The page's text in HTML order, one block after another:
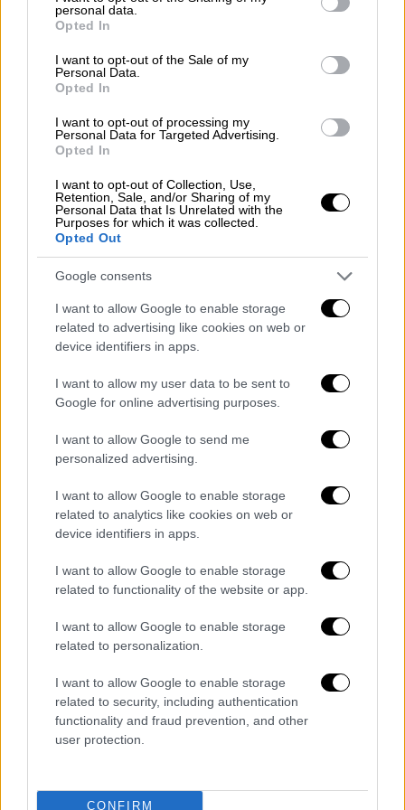
grant or deny consent to Google and its third-party tags to
use your data for below specified purposes in below Google
consent section.
personal data.
Opted In
I want to opt-out of the Sale of my
Personal Data.
Opted In
I want to opt-out of processing my
Personal Data for Targeted Advertising.
Opted In
I want to opt-out of Collection, Use,
Retention, Sale, and/or Sharing of my
Personal Data that Is Unrelated with the
Purposes for which it was collected.
Opted Out
Google consents
I want to allow Google to enable storage
related to advertising like cookies on web or
device identifiers in apps.
I want to allow my user data to be sent to
Google for online advertising purposes.
I want to allow Google to send me
personalized advertising.
I want to allow Google to enable storage
related to analytics like cookies on web or
device identifiers in apps.
I want to allow Google to enable storage
related to functionality of the website or app.
I want to allow Google to enable storage
related to personalization.
I want to allow Google to enable storage
related to security, including authentication
functionality and fraud prevention, and other
user protection.
CONFIRM
Urban Roof Garden
Στο Δειπνοσοφιστήριον, οι συνεργασίες
επιλέγονται με
αισθητική και τη δημιουργικότητα
είναι η δημιουργία μοναδικών εμπειριών με
χαρακτήρα και ταυτότητα — εμπειριών που
ξεπερνούν τη στιγμή και παραμένουν στη
μνήμη.
Οι καλεσμένοι είχαν τηνευκαιρία να
γνωρίσουν από κοντά τον χώροκαι να
απολαύσουν εκλεπτυσμένες γεύσεις,
σχεδιασμένες με έμφαση στη λεπτομέρεια
και την υψηλή ποιότητα των πρώτων υλών.
συνεργασία του Δειπνοσοφιστήριον με το
Urban Roof Garden στο The Mall Athens